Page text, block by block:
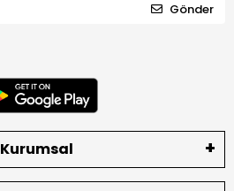
Gönder
Kurumsal